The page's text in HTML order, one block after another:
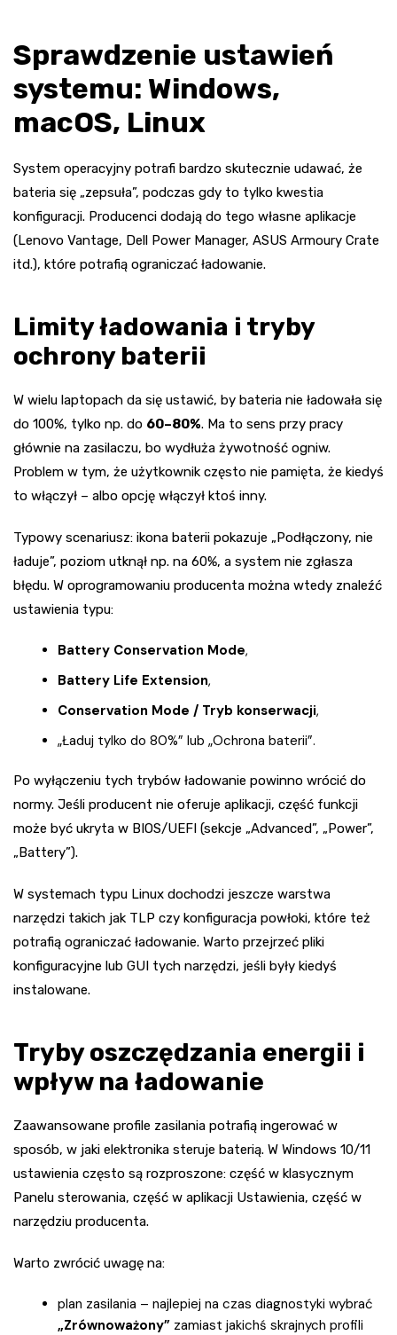
Sprawdzenie ustawień
systemu: Windows,
macOS, Linux
System operacyjny potrafi bardzo skutecznie udawać, że
bateria się „zepsuła”, podczas gdy to tylko kwestia
konfiguracji. Producenci dodają do tego własne aplikacje
(Lenovo Vantage, Dell Power Manager, ASUS Armoury Crate
itd.), które potrafią ograniczać ładowanie.
Limity ładowania i tryby
ochrony baterii
W wielu laptopach da się ustawić, by bateria nie ładowała się
do 100%, tylko np. do 60–80%. Ma to sens przy pracy
głównie na zasilaczu, bo wydłuża żywotność ogniw.
Problem w tym, że użytkownik często nie pamięta, że kiedyś
to włączył – albo opcję włączył ktoś inny.
Typowy scenariusz: ikona baterii pokazuje „Podłączony, nie
ładuje”, poziom utknął np. na 60%, a system nie zgłasza
błędu. W oprogramowaniu producenta można wtedy znaleźć
ustawienia typu:
Battery Conservation Mode,
Battery Life Extension,
Conservation Mode / Tryb konserwacji,
„Ładuj tylko do 80%” lub „Ochrona baterii”.
Po wyłączeniu tych trybów ładowanie powinno wrócić do
normy. Jeśli producent nie oferuje aplikacji, część funkcji
może być ukryta w BIOS/UEFI (sekcje „Advanced”, „Power”,
„Battery”).
W systemach typu Linux dochodzi jeszcze warstwa
narzędzi takich jak TLP czy konfiguracja powłoki, które też
potrafią ograniczać ładowanie. Warto przejrzeć pliki
konfiguracyjne lub GUI tych narzędzi, jeśli były kiedyś
instalowane.
Tryby oszczędzania energii i
wpływ na ładowanie
Zaawansowane profile zasilania potrafią ingerować w
sposób, w jaki elektronika steruje baterią. W Windows 10/11
ustawienia często są rozproszone: część w klasycznym
Panelu sterowania, część w aplikacji Ustawienia, część w
narzędziu producenta.
Warto zwrócić uwagę na:
plan zasilania – najlepiej na czas diagnostyki wybrać
„Zrównoważony” zamiast jakichś skrajnych profili